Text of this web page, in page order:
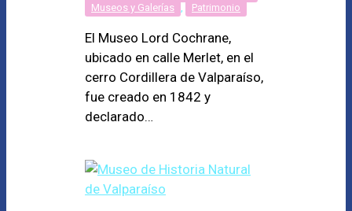
Museos y Galerías
Patrimonio
El Museo Lord Cochrane,
ubicado en calle Merlet, en el
cerro Cordillera de Valparaíso,
fue creado en 1842 y
declarado…